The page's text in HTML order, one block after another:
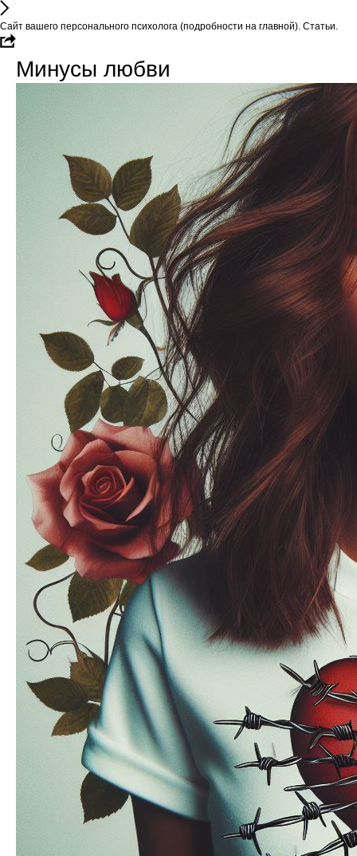
Сайт вашего персонального психолога (подробности на главной). Статьи.
Минусы любви